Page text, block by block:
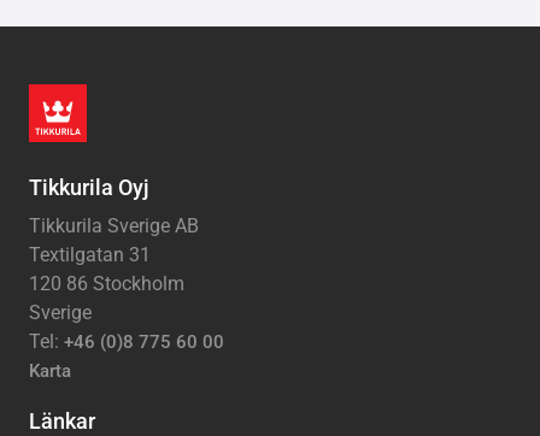
Tikkurila Oyj
Tikkurila Sverige AB
Textilgatan 31
120 86 Stockholm
Sverige
Tel: +46 (0)8 775 60 00
Karta
Länkar